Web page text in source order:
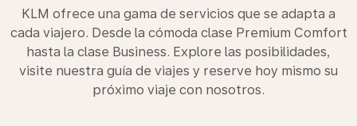
KLM ofrece una gama de servicios que se adapta a
cada viajero. Desde la cómoda clase Premium Comfort
hasta la clase Business. Explore las posibilidades,
visite nuestra guía de viajes y reserve hoy mismo su
próximo viaje con nosotros.